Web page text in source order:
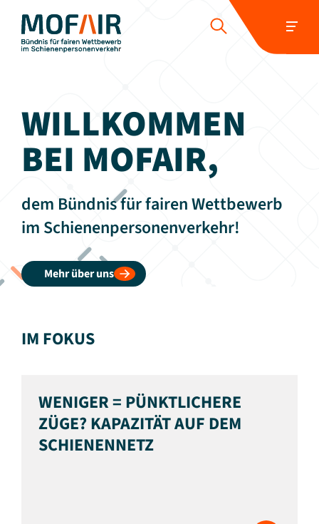
WETTBEWERBER-REPORT
PRESSE UND NEUIGKEITEN
SCHIENENJOBS
KONTAKT
Folgen Sie uns:
WILLKOMMEN
BEI MOFAIR,
dem Bündnis für fairen Wettbewerb
im Schienenpersonenverkehr!
Mehr über uns
IM FOKUS
WENIGER = PÜNKTLICHERE
ZÜGE? KAPAZITÄT AUF DEM
SCHIENENNETZ